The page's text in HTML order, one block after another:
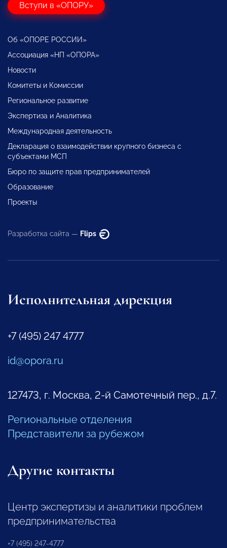
Вступи в «ОПОРУ»
Об «ОПОРЕ РОССИИ»
Ассоциация «НП «ОПОРА»
Новости
Комитеты и Комиссии
Региональное развитие
Экспертиза и Аналитика
Международная деятельность
Декларация о взаимодействии крупного бизнеса с
субъектами МСП
Бюро по защите прав предпринимателей
Образование
Проекты
Разработка сайта — Flips
Исполнительная дирекция
+7 (495) 247 4777
id@opora.ru
127473, г. Москва, 2-й Самотечный пер., д.7.
Региональные отделения
Представители за рубежом
Другие контакты
Центр экспертизы и аналитики проблем
предпринимательства
+7 (495) 247-4777